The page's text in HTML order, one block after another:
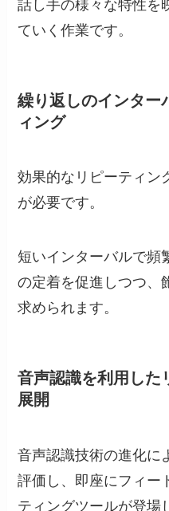
話し手の様々な特性を
ていく作業です。
繰り返しのインター
ィング
効果的なリピーティン
が必要です。
短いインターバルで頻
の定着を促進しつつ、
求められます。
音声認識を利用した
展開
音声認識技術の進化に
評価し、即座にフィー
ティングツールが登場